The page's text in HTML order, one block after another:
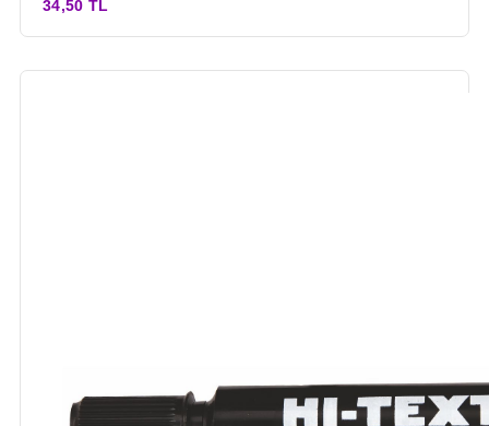
34,50 TL